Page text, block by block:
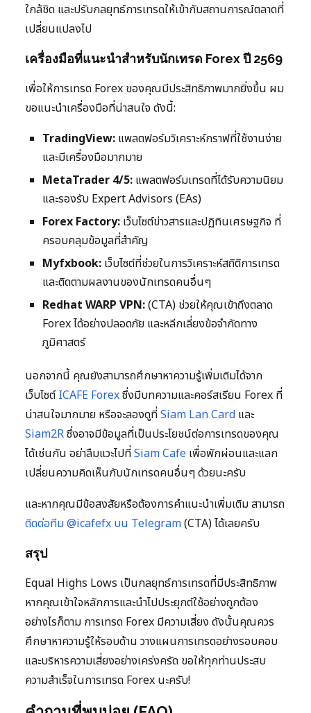
ใกล้ชิด และปรับกลยุทธ์การเทรดให้เข้ากับสถานการณ์ตลาดที่
เปลี่ยนแปลงไป
เครื่องมือที่แนะนำสำหรับนักเทรด Forex ปี 2569
เพื่อให้การเทรด Forex ของคุณมีประสิทธิภาพมากยิ่งขึ้น ผม
ขอแนะนำเครื่องมือที่น่าสนใจ ดังนี้:
TradingView: แพลตฟอร์มวิเคราะห์กราฟที่ใช้งานง่าย
และมีเครื่องมือมากมาย
MetaTrader 4/5: แพลตฟอร์มเทรดที่ได้รับความนิยม
และรองรับ Expert Advisors (EAs)
Forex Factory: เว็บไซต์ข่าวสารและปฏิทินเศรษฐกิจ ที่
ครอบคลุมข้อมูลที่สำคัญ
Myfxbook: เว็บไซต์ที่ช่วยในการวิเคราะห์สถิติการเทรด
และติดตามผลงานของนักเทรดคนอื่นๆ
Redhat WARP VPN:(CTA) ช่วยให้คุณเข้าถึงตลาด
Forex ได้อย่างปลอดภัย และหลีกเลี่ยงข้อจำกัดทาง
ภูมิศาสตร์
นอกจากนี้ คุณยังสามารถศึกษาหาความรู้เพิ่มเติมได้จาก
เว็บไซต์ICAFE Forexซึ่งมีบทความและคอร์สเรียน Forex ที่
น่าสนใจมากมาย หรือจะลองดูที่Siam Lan Card และ
Siam2Rซึ่งอาจมีข้อมูลที่เป็นประโยชน์ต่อการเทรดของคุณ
ได้เช่นกัน อย่าลืมแวะไปที่Siam Cafe เพื่อพักผ่อนและแลก
เปลี่ยนความคิดเห็นกับนักเทรดคนอื่นๆ ด้วยนะครับ
และหากคุณมีข้อสงสัยหรือต้องการคำแนะนำเพิ่มเติม สามารถ
ติดต่อทีม @icafefx บน Telegram(CTA) ได้เลยครับ
สรุป
Equal Highs Lows เป็นกลยุทธ์การเทรดที่มีประสิทธิภาพ
หากคุณเข้าใจหลักการและนำไปประยุกต์ใช้อย่างถูกต้อง
อย่างไรก็ตาม การเทรด Forex มีความเสี่ยง ดังนั้นคุณควร
ศึกษาหาความรู้ให้รอบด้าน วางแผนการเทรดอย่างรอบคอบ
และบริหารความเสี่ยงอย่างเคร่งครัด ขอให้ทุกท่านประสบ
ความสำเร็จในการเทรด Forex นะครับ!